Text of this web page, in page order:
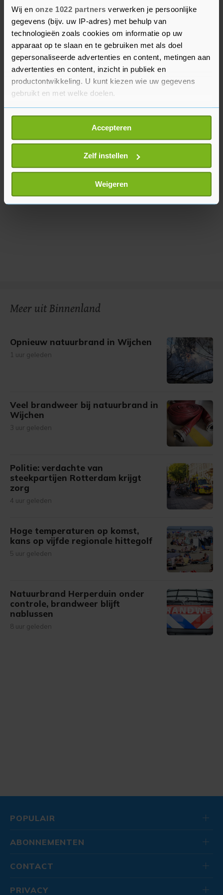
Wij en onze 1022 partners verwerken je persoonlijke
gegevens (bijv. uw IP-adres) met behulp van
technologieën zoals cookies om informatie op uw
apparaat op te slaan en te gebruiken met als doel
gepersonaliseerde advertenties en content, metingen aan
advertenties en content, inzicht in publiek en
productontwikkeling. U kunt kiezen wie uw gegevens
gebruikt en met welke doelen.
Als u het toestaat, willen we ook graag:
Informatie verzamelen over uw geografische
locatie, die tot een paar meter nauwkeurig kan zijn
Uw apparaat identificeren door het actief te
scannen op specifieke eigenschappen (fingerprinting)
Lees meer over hoe uw persoonlijke gegevens worden
verwerkt en stel uw voorkeuren in het
U kunt uw toestemming op elk moment wijzigen of
Accepteren
Zelf instellen
Weigeren
de VS en VK hebben al wapens naar Oekraïne
gestuurd. Washington verwacht een Russische
inval. Moskou ontkent het buurland te willen
binnenvallen. Westerse landen zeggen ook met
een zwaar sanctiepakket tegen Rusland te komen
als het tot agressie overgaat.
Meer uit Binnenland
Opnieuw natuurbrand in Wijchen
1 uur geleden
Veel brandweer bij natuurbrand in
Wijchen
3 uur geleden
Politie: verdachte van
steekpartijen Rotterdam krijgt
zorg
4 uur geleden
Hoge temperaturen op komst,
kans op vijfde regionale hittegolf
5 uur geleden
Natuurbrand Herperduin onder
controle, brandweer blijft
nablussen
8 uur geleden
POPULAIR
ABONNEMENTEN
CONTACT
PRIVACY